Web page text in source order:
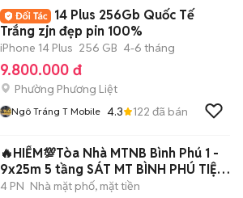
14 Plus 256Gb Quốc Tế
Trắng zjn đẹp pin 100%
iPhone 14 Plus 256 GB 4-6 tháng
9.800.000 đ
Phường Phương Liệt
Ngô Tráng T Mobile 4.3 122 đã bán
🔥HIẾM💯Tòa Nhà MTNB Bình Phú 1 -
9x25m 5 tầng SÁT MT BÌNH PHÚ TIỆN
KD
4 PN Nhà mặt phố, mặt tiền